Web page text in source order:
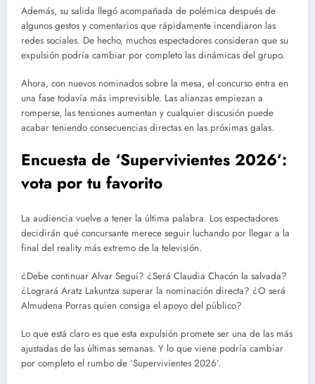
Además, su salida llegó acompañada de polémica después de
algunos gestos y comentarios que rápidamente incendiaron las
redes sociales. De hecho, muchos espectadores consideran que su
expulsión podría cambiar por completo las dinámicas del grupo.
Ahora, con nuevos nominados sobre la mesa, el concurso entra en
una fase todavía más imprevisible. Las alianzas empiezan a
romperse, las tensiones aumentan y cualquier discusión puede
acabar teniendo consecuencias directas en las próximas galas.
Encuesta de ‘Supervivientes 2026’:
vota por tu favorito
La audiencia vuelve a tener la última palabra. Los espectadores
decidirán qué concursante merece seguir luchando por llegar a la
final del reality más extremo de la televisión.
¿Debe continuar Alvar Seguí? ¿Será Claudia Chacón la salvada?
¿Logrará Aratz Lakuntza superar la nominación directa? ¿O será
Almudena Porras quien consiga el apoyo del público?
Lo que está claro es que esta expulsión promete ser una de las más
ajustadas de las últimas semanas. Y lo que viene podría cambiar
por completo el rumbo de ‘Supervivientes 2026’.